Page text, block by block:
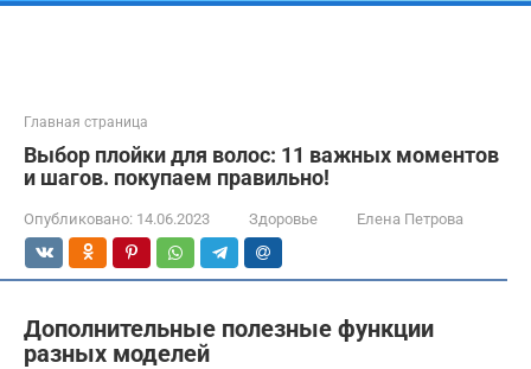
Главная страница
Выбор плойки для волос: 11 важных моментов
и шагов. покупаем правильно!
Опубликовано: 14.06.2023 Здоровье Елена Петрова
Дополнительные полезные функции
разных моделей